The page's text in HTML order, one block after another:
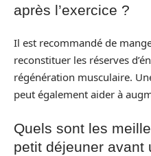
après l’exercice ?
Il est recommandé de
reconstituer les réserves
régénération musculaire.
peut également aider à
Quels sont les
petit déjeuner avant